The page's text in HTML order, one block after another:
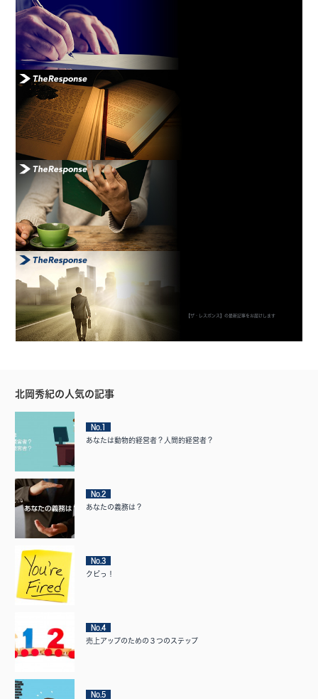
【ザ・レスポンス】の最新記事をお届けします
北岡秀紀の人気の記事
No.1
あなたは動物的経営者？人間的経営者？
No.2
あなたの義務は？
No.3
クビっ！
No.4
売上アップのための３つのステップ
No.5